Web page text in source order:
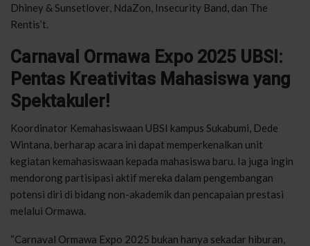
Dhiney & Sunsetlover, NdaZon, Insecurity Band, dan The
Rentis’t.
Carnaval Ormawa Expo 2025 UBSI:
Pentas Kreativitas Mahasiswa yang
Spektakuler!
Koordinator Kemahasiswaan UBSI kampus Sukabumi, Dede
Wintana, berharap acara ini dapat memperkenalkan unit
kegiatan kemahasiswaan kepada mahasiswa baru. Ia juga ingin
mendorong partisipasi aktif mereka dalam pengembangan
potensi diri di bidang non-akademik dan pencapaian prestasi
melalui Ormawa.
“Carnaval Ormawa Expo 2025 bukan hanya sekadar hiburan,